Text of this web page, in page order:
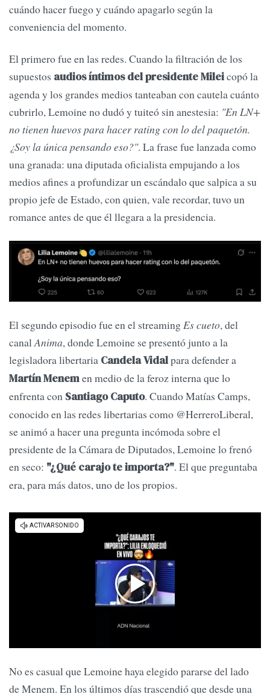
cuándo hacer fuego y cuándo apagarlo según la
conveniencia del momento.
El primero fue en las redes. Cuando la filtración de los
supuestos audios íntimos del presidente Mileicopó la
agenda y los grandes medios tanteaban con cautela cuánto
cubrirlo, Lemoine no dudó y tuiteó sin anestesia: "En LN+
no tienen huevos para hacer rating con lo del paquetón.
¿Soy la única pensando eso?". La frase fue lanzada como
una granada: una diputada oficialista empujando a los
medios afines a profundizar un escándalo que salpica a su
propio jefe de Estado, con quien, vale recordar, tuvo un
romance antes de que él llegara a la presidencia.
El segundo episodio fue en el streamingEs cueto, del
canalAnima, donde Lemoine se presentó junto a la
legisladora libertaria Candela Vidalpara defender a
Martín Menemen medio de la feroz interna que lo
enfrenta con Santiago Caputo. Cuando Matías Camps,
conocido en las redes libertarias como @HerreroLiberal,
se animó a hacer una pregunta incómoda sobre el
presidente de la Cámara de Diputados, Lemoine lo frenó
en seco: "¿Qué carajo te importa?". El que preguntaba
era, para más datos, uno de los propios.
No es casual que Lemoine haya elegido pararse del lado
de Menem. En los últimos días trascendió que desde una